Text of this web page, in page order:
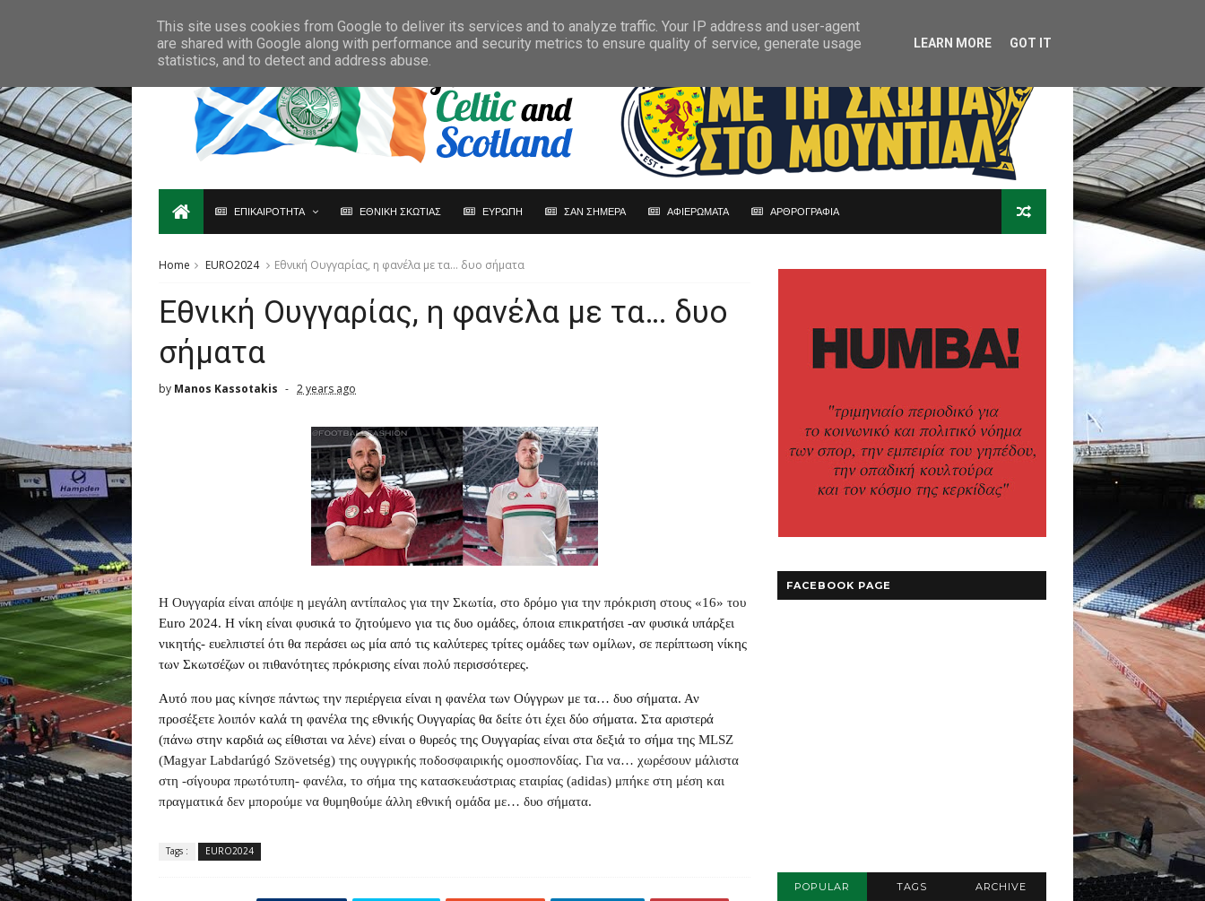
ΕΠΙΚΑΙΡΟΤΗΤΑ ΕΘΝΙΚΗ ΣΚΩΤΙΑΣ ΕΥΡΩΠΗ ΣΑΝ ΣΗΜΕΡΑ ΑΦΙΕΡΩΜΑΤΑ ΑΡΘΡΟΓΡΑΦΙΑ
Home EURO2024 Εθνική Ουγγαρίας, η φανέλα με τα… δυο σήματα
Εθνική Ουγγαρίας, η φανέλα με τα… δυο
σήματα
by Manos Kassotakis 2 years ago
Η Ουγγαρία είναι απόψε η μεγάλη αντίπαλος για την Σκωτία, στο δρόμο για την πρόκριση στους «16» του
Euro 2024. H νίκη είναι φυσικά το ζητούμενο για τις δυο ομάδες, όποια επικρατήσει -αν φυσικά υπάρξει
νικητής- ευελπιστεί ότι θα περάσει ως μία από τις καλύτερες τρίτες ομάδες των ομίλων, σε περίπτωση νίκης
των Σκωτσέζων οι πιθανότητες πρόκρισης είναι πολύ περισσότερες.
Αυτό που μας κίνησε πάντως την περιέργεια είναι η φανέλα των Ούγγρων με τα… δυο σήματα. Αν
προσέξετε λοιπόν καλά τη φανέλα της εθνικής Ουγγαρίας θα δείτε ότι έχει δύο σήματα. Στα αριστερά
(πάνω στην καρδιά ως είθισται να λένε) είναι ο θυρεός της Ουγγαρίας είναι στα δεξιά το σήμα της MLSZ
(Magyar Labdarúgó Szövetség) της ουγγρικής ποδοσφαιρικής ομοσπονδίας. Για να… χωρέσουν μάλιστα
στη -σίγουρα πρωτότυπη- φανέλα, το σήμα της κατασκευάστριας εταιρίας (adidas) μπήκε στη μέση και
πραγματικά δεν μπορούμε να θυμηθούμε άλλη εθνική ομάδα με… δυο σήματα.
Tags : EURO2024
FACEBOOK PAGE
POPULAR TAGS ARCHIVE
This site uses cookies from Google to deliver its services and to analyze traffic. Your IP address and user-agent
are shared with Google along with performance and security metrics to ensure quality of service, generate usage
statistics, and to detect and address abuse.
LEARN MORE GOT IT